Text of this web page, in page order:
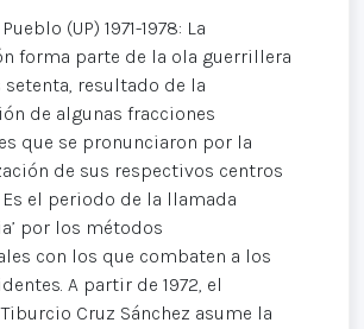
(UP) 1971-1978: La
forma parte de la ola guerrillera
setenta, resultado de la
de algunas fracciones
que se pronunciaron por la
de sus respectivos centros
el periodo de la llamada
por los métodos
con los que combaten a los
A partir de 1972, el
Cruz Sánchez asume la